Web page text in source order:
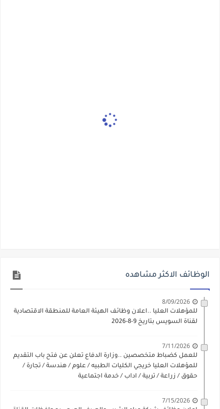
الوظائف الاكثر مشاهده
8/09/2026
للمؤهلات العليا ..اعلان وظائف الهيئة العامة للمنطقة الاقتصادية
لقناة السويس بتاريخ 9-8-2026
7/11/2026
للعمل كضباط متخصصين ..وزارة الدفاع تعلن عن فتح باب التقديم
للمؤهلات العليا خريجي الكليات الطبيه / علوم / هندسة / تجارة /
حقوق / زراعة / تربية / اداب / خدمة اجتماعية
7/15/2026